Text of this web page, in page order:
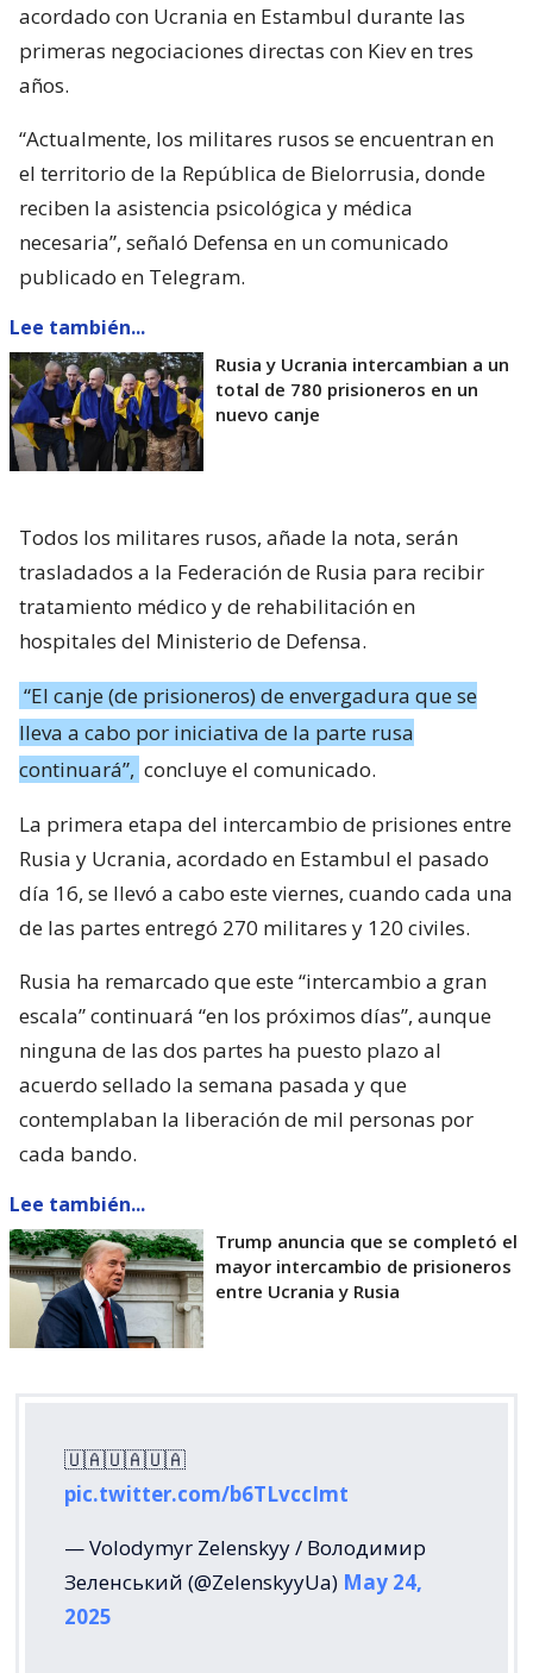
acordado con Ucrania en Estambul durante las
primeras negociaciones directas con Kiev en tres
años.
“Actualmente, los militares rusos se encuentran en
el territorio de la República de Bielorrusia, donde
reciben la asistencia psicológica y médica
necesaria”, señaló Defensa en un comunicado
publicado en Telegram.
Lee también...
Rusia y Ucrania intercambian a un
total de 780 prisioneros en un
nuevo canje
Todos los militares rusos, añade la nota, serán
trasladados a la Federación de Rusia para recibir
tratamiento médico y de rehabilitación en
hospitales del Ministerio de Defensa.
“El canje (de prisioneros) de envergadura que se
lleva a cabo por iniciativa de la parte rusa
continuará”, concluye el comunicado.
La primera etapa del intercambio de prisiones entre
Rusia y Ucrania, acordado en Estambul el pasado
día 16, se llevó a cabo este viernes, cuando cada una
de las partes entregó 270 militares y 120 civiles.
Rusia ha remarcado que este “intercambio a gran
escala” continuará “en los próximos días”, aunque
ninguna de las dos partes ha puesto plazo al
acuerdo sellado la semana pasada y que
contemplaban la liberación de mil personas por
cada bando.
Lee también...
Trump anuncia que se completó el
mayor intercambio de prisioneros
entre Ucrania y Rusia
🇺🇦🇺🇦🇺🇦
pic.twitter.com/b6TLvccImt
— Volodymyr Zelenskyy / Володимир
Зеленський (@ZelenskyyUa) May 24,
2025